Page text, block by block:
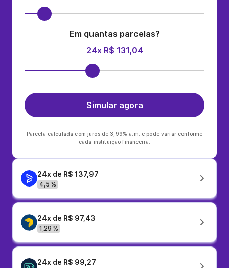
Em quantas parcelas?
24x R$ 131,04
Simular agora
Parcela calculada com juros de 3,99% a.m. e pode variar conforme
cada instituição financeira.
24x de R$ 137,97
4,5 %
24x de R$ 97,43
1,29 %
24x de R$ 99,27